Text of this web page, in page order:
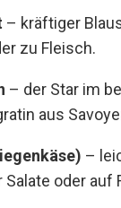
– kräftiger
zu Fleisch.
– der Star im
aus
–
oder auf